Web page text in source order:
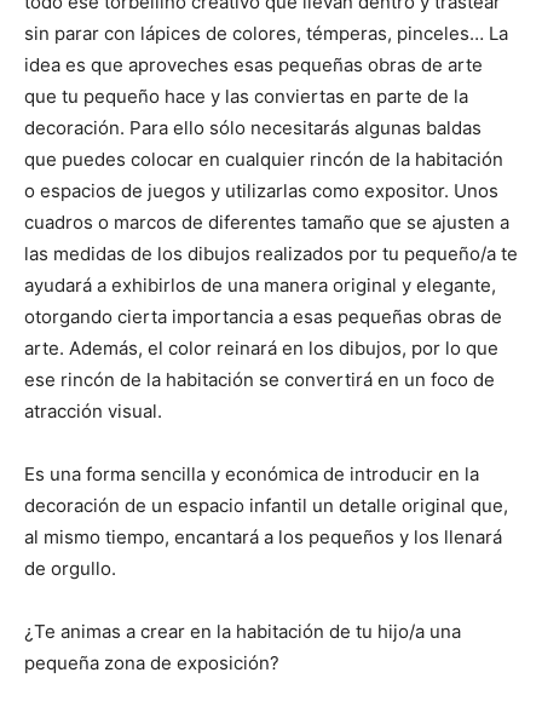
sin parar con lápices de colores, témperas, pinceles… La
idea es que aproveches esas pequeñas obras de arte
que tu pequeño hace y las conviertas en parte de la
decoración. Para ello sólo necesitarás algunas baldas
que puedes colocar en cualquier rincón de la habitación
o espacios de juegos y utilizarlas como expositor. Unos
cuadros o marcos de diferentes tamaño que se ajusten a
las medidas de los dibujos realizados por tu pequeño/a te
ayudará a exhibirlos de una manera original y elegante,
otorgando cierta importancia a esas pequeñas obras de
arte. Además, el color reinará en los dibujos, por lo que
ese rincón de la habitación se convertirá en un foco de
atracción visual.
Es una forma sencilla y económica de introducir en la
decoración de un espacio infantil un detalle original que,
al mismo tiempo, encantará a los pequeños y los llenará
de orgullo.
¿Te animas a crear en la habitación de tu hijo/a una
pequeña zona de exposición?